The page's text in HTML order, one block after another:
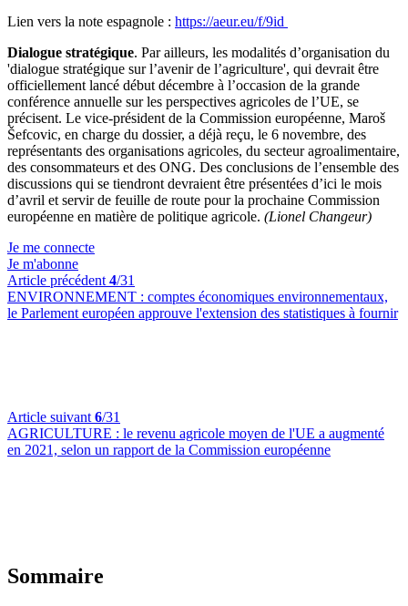
Lien vers la note espagnole : https://aeur.eu/f/9id
Dialogue stratégique. Par ailleurs, les modalités d’organisation du
'dialogue stratégique sur l’avenir de l’agriculture', qui devrait être
officiellement lancé début décembre à l’occasion de la grande
conférence annuelle sur les perspectives agricoles de l’UE, se
précisent. Le vice-président de la Commission européenne, Maroš
Šefcovic, en charge du dossier, a déjà reçu, le 6 novembre, des
représentants des organisations agricoles, du secteur agroalimentaire,
des consommateurs et des ONG. Des conclusions de l’ensemble des
discussions qui se tiendront devraient être présentées d’ici le mois
d’avril et servir de feuille de route pour la prochaine Commission
européenne en matière de politique agricole. (Lionel Changeur)
Je me connecte
Je m'abonne
Article précédent 4/31
ENVIRONNEMENT : comptes économiques environnementaux,
le Parlement européen approuve l'extension des statistiques à fournir
Article suivant 6/31
AGRICULTURE : le revenu agricole moyen de l'UE a augmenté
en 2021, selon un rapport de la Commission européenne
Sommaire